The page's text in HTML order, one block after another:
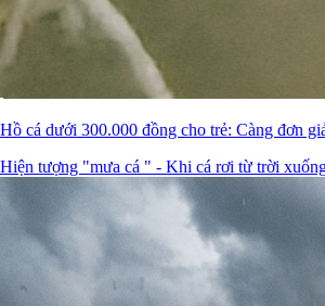
Hồ cá dưới 300.000 đồng cho trẻ: Càng đơn
Hiện tượng "mưa cá " - Khi cá rơi từ trời